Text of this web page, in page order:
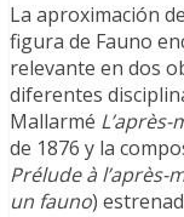
La aproximación
figura de Fauno
relevante en dos
diferentes
Mallarmé L’après-
de 1876 y la
Prélude à l’après-
un fauno)